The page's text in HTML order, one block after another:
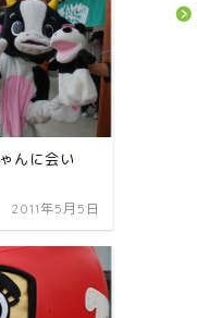
んに会い
2011年5月5日